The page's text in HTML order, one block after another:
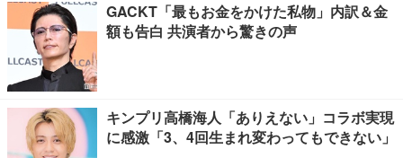
GACKT「最もお金をかけた私物」内訳＆金
額も告白 共演者から驚きの声
キンプリ高橋海人「ありえない」コラボ実現
に感激「3、4回生まれ変わってもできない」